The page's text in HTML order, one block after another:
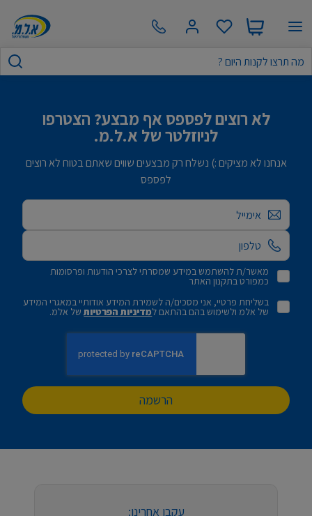
לא רוצים לפספס אף מבצע? הצטרפו
לניוזלטר של א.ל.מ.
אנחנו לא מציקים :) נשלח רק מבצעים שווים שאתם בטוח לא רוצים
לפספס
אימייל
מאשר/ת להשתמש במידע שמסרתי לצרכי הודעות ופרסומות
כמפורט בתקנון האתר
בשליחת פרטיי, אני מסכים/ה לשמירת המידע אודותיי במאגרי המידע
של אלמ ולשימוש בהם בהתאם למדיניות הפרטיותשל אלמ.
הרשמה
עקבו אחרינו: